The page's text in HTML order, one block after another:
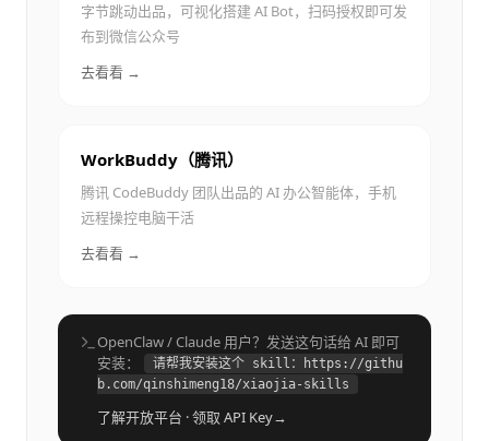
字节跳动出品，可视化搭建 AI Bot，扫码授权即可发
布到微信公众号
去看看 →
WorkBuddy（腾讯）
腾讯 CodeBuddy 团队出品的 AI 办公智能体，手机
远程操控电脑干活
去看看 →
OpenClaw / Claude 用户？发送这句话给 AI 即可
安装：
请帮我安装这个 skill：https://githu
b.com/qinshimeng18/xiaojia-skills
了解开放平台 · 领取 API Key→